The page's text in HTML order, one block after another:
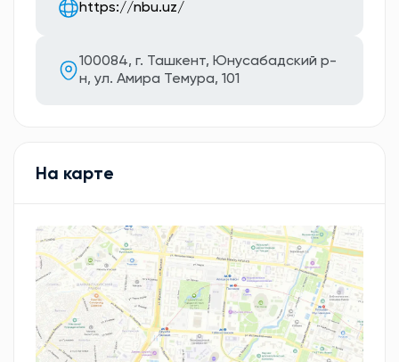
https://nbu.uz/
100084, г. Ташкент, Юнусабадский р-
н, ул. Амира Темура, 101
На карте